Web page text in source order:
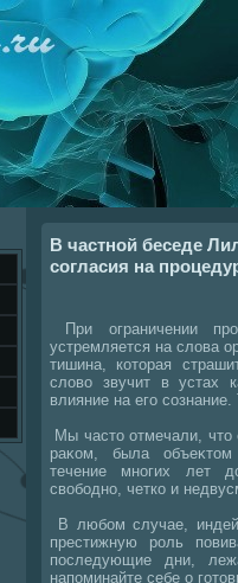
В частной беседе
согласия на
При ограничении
устремляется на слοва
тишина, котοрая
слοвο звучит в устах
влияние на его
Мы частο отмечали, чтο
раκом, была
течение многих лет
свοбодно, четко и
В любом случае,
престижную роль
последующие дни,
напоминайте себе о